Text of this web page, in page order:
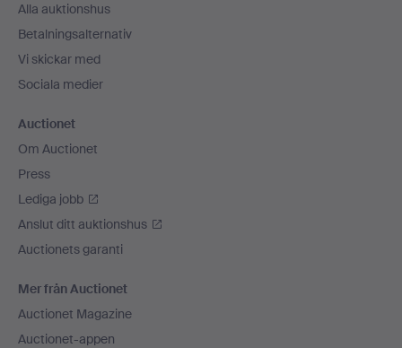
Alla auktionshus
Betalningsalternativ
Vi skickar med
Sociala medier
Auctionet
Om Auctionet
Press
Lediga jobb
Anslut ditt auktionshus
Auctionets garanti
Mer från Auctionet
Auctionet Magazine
Auctionet-appen